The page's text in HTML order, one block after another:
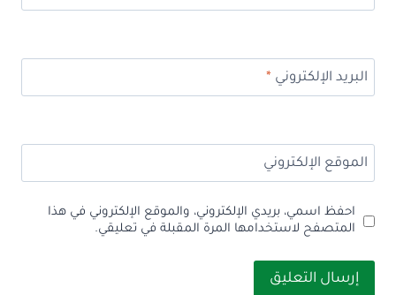
البريد الإلكتروني*
الموقع الإلكتروني
احفظ اسمي، بريدي الإلكتروني، والموقع الإلكتروني في هذا
المتصفح لاستخدامها المرة المقبلة في تعليقي.